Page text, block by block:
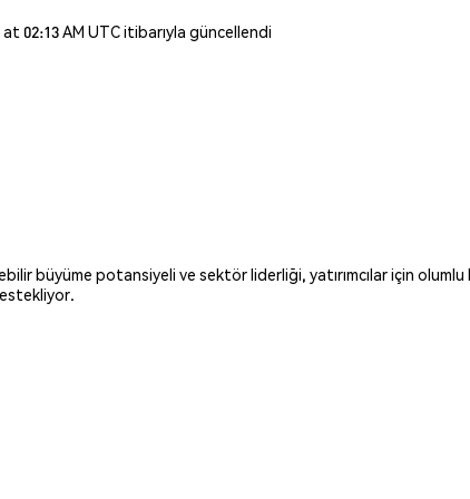
02:13 AM UTC itibarıyla güncellendi
büyüme potansiyeli ve sektör liderliği, yatırımcılar için olumlu